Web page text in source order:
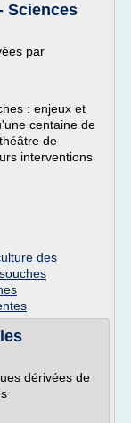
Sciences
par
: enjeux et
centaine de
de
interventions
des
dérivées de